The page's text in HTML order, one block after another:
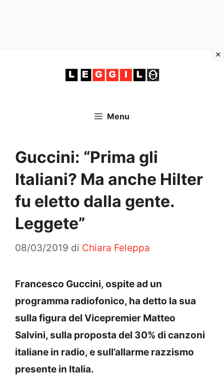
Menu
Guccini: “Prima gli
Italiani? Ma anche Hilter
fu eletto dalla gente.
Leggete”
08/03/2019 di Chiara Feleppa
Francesco Guccini, ospite ad un
programma radiofonico, ha detto la sua
sulla figura del Vicepremier Matteo
Salvini, sulla proposta del 30% di canzoni
italiane in radio, e sull’allarme razzismo
presente in Italia.